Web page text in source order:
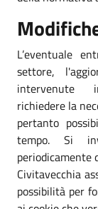
L’eventuale
settore,
intervenute
richiedere la
pertanto
tempo. Si
periodicamente
Civitavecchia
possibilità per